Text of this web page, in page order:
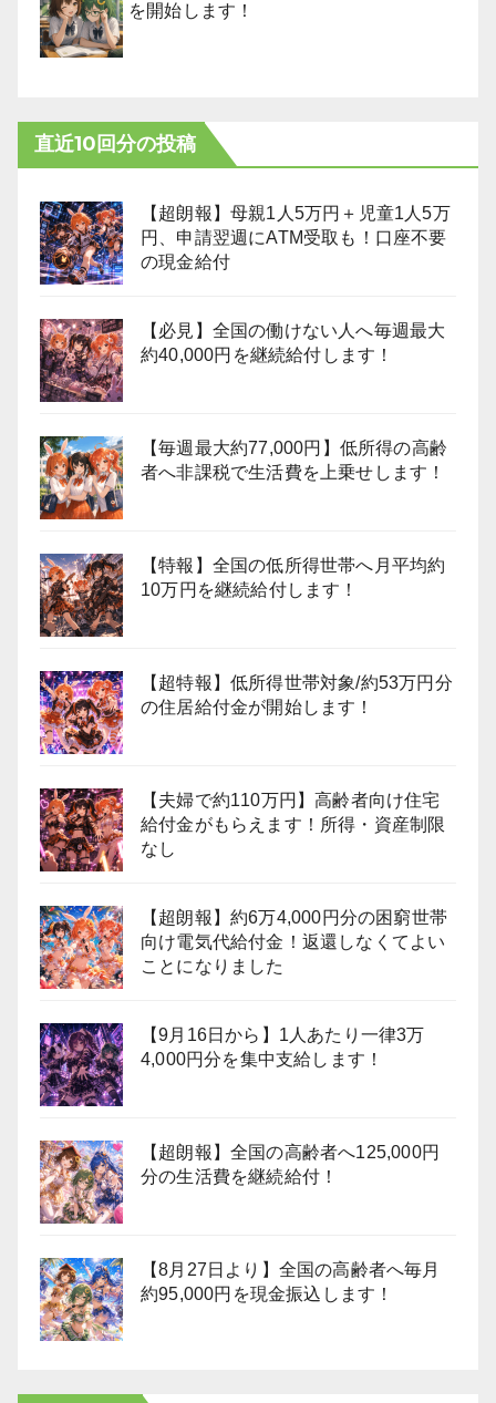
を開始します！
直近10回分の投稿
【超朗報】母親1人5万円＋児童1人5万
円、申請翌週にATM受取も！口座不要
の現金給付
【必見】全国の働けない人へ毎週最大
約40,000円を継続給付します！
【毎週最大約77,000円】低所得の高齢
者へ非課税で生活費を上乗せします！
【特報】全国の低所得世帯へ月平均約
10万円を継続給付します！
【超特報】低所得世帯対象/約53万円分
の住居給付金が開始します！
【夫婦で約110万円】高齢者向け住宅
給付金がもらえます！所得・資産制限
なし
【超朗報】約6万4,000円分の困窮世帯
向け電気代給付金！返還しなくてよい
ことになりました
【9月16日から】1人あたり一律3万
4,000円分を集中支給します！
【超朗報】全国の高齢者へ125,000円
分の生活費を継続給付！
【8月27日より】全国の高齢者へ毎月
約95,000円を現金振込します！